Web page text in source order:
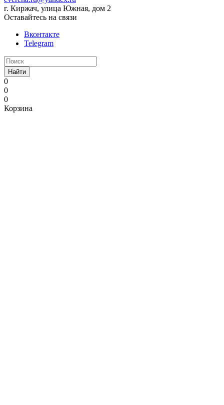
г. Киржач, улица Южная, дом 2
Оставайтесь на связи
Вконтакте
Telegram
Найти
0
0
0
Корзина